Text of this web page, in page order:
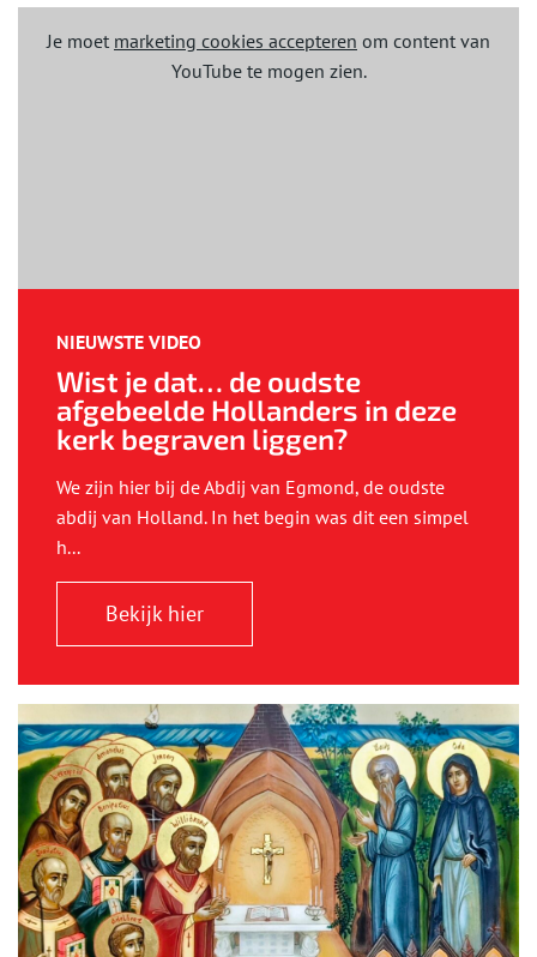
Je moet marketing cookies accepteren om content van
YouTube te mogen zien.
NIEUWSTE VIDEO
Wist je dat… de oudste
afgebeelde Hollanders in deze
kerk begraven liggen?
We zijn hier bij de Abdij van Egmond, de oudste
abdij van Holland. In het begin was dit een simpel
h...
Bekijk hier